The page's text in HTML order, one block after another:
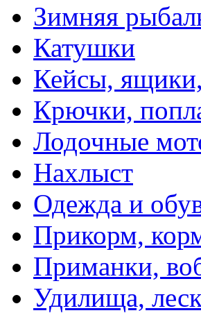
Зимняя
Катушки
Кейсы,
Крючки,
Лодочные
Нахлыст
Одежда и
Прикорм,
Приманки,
Удилища,